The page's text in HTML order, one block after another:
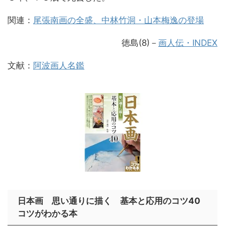
関連： 尾張南画の全盛、中林竹洞・山本梅逸の登場
徳島(8) － 画人伝・INDEX
文献： 阿波画人名鑑
日本画 思い通りに描く 基本と応用のコツ40
コツがわかる本